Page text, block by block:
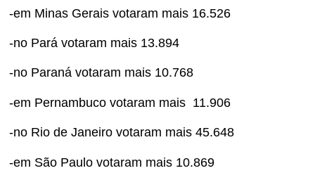
-em Minas Gerais votaram mais 16.526
-no Pará votaram mais 13.894
-no Paraná votaram mais 10.768
-em Pernambuco votaram mais 11.906
-no Rio de Janeiro votaram mais 45.648
-em São Paulo votaram mais 10.869